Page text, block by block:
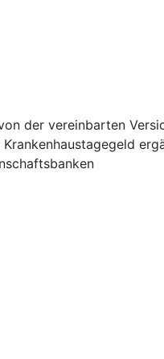
der vereinbarten